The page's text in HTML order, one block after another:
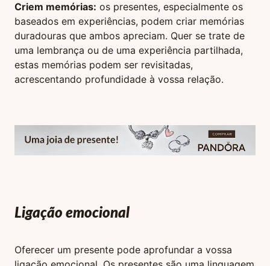
Criem memórias: os presentes, especialmente os
baseados em experiências, podem criar memórias
duradouras que ambos apreciam. Quer se trate de
uma lembrança ou de uma experiência partilhada,
estas memórias podem ser revisitadas,
acrescentando profundidade à vossa relação.
Ligação emocional
Oferecer um presente pode aprofundar a vossa